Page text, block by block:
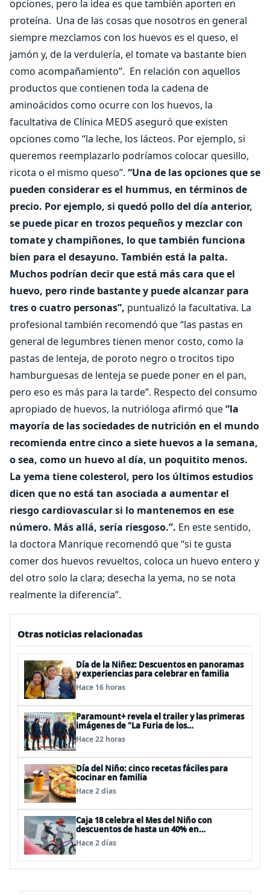
opciones, pero la idea es que también aporten en
proteína. Una de las cosas que nosotros en general
siempre mezclamos con los huevos es el queso, el
jamón y, de la verdulería, el tomate va bastante bien
como acompañamiento”. En relación con aquellos
productos que contienen toda la cadena de
aminoácidos como ocurre con los huevos, la
facultativa de Clínica MEDS aseguró que existen
opciones como “la leche, los lácteos. Por ejemplo, si
queremos reemplazarlo podríamos colocar quesillo,
ricota o el mismo queso”. “Una de las opciones que se
pueden considerar es el hummus, en términos de
precio. Por ejemplo, si quedó pollo del día anterior,
se puede picar en trozos pequeños y mezclar con
tomate y champiñones, lo que también funciona
bien para el desayuno. También está la palta.
Muchos podrían decir que está más cara que el
huevo, pero rinde bastante y puede alcanzar para
tres o cuatro personas”, puntualizó la facultativa. La
profesional también recomendó que “las pastas en
general de legumbres tienen menor costo, como la
pastas de lenteja, de poroto negro o trocitos tipo
hamburguesas de lenteja se puede poner en el pan,
pero eso es más para la tarde”. Respecto del consumo
apropiado de huevos, la nutrióloga afirmó que“la
mayoría de las sociedades de nutrición en el mundo
recomienda entre cinco a siete huevos a la semana,
o sea, como un huevo al día, un poquitito menos.
La yema tiene colesterol, pero los últimos estudios
dicen que no está tan asociada a aumentar el
riesgo cardiovascular si lo mantenemos en ese
número. Más allá, sería riesgoso.”. En este sentido,
la doctora Manrique recomendó que “si te gusta
comer dos huevos revueltos, coloca un huevo entero y
del otro solo la clara; desecha la yema, no se nota
realmente la diferencia”.
Otras noticias relacionadas
Día de la Niñez: Descuentos en panoramas
y experiencias para celebrar en familia
Hace 16 horas
Paramount+ revela el trailer y las primeras
imágenes de "La Furia de los
Thundermans"
Hace 22 horas
Día del Niño: cinco recetas fáciles para
cocinar en familia
Hace 2 días
Caja 18 celebra el Mes del Niño con
descuentos de hasta un 40% en
panoramas, cine, shows y streaming
Hace 2 días